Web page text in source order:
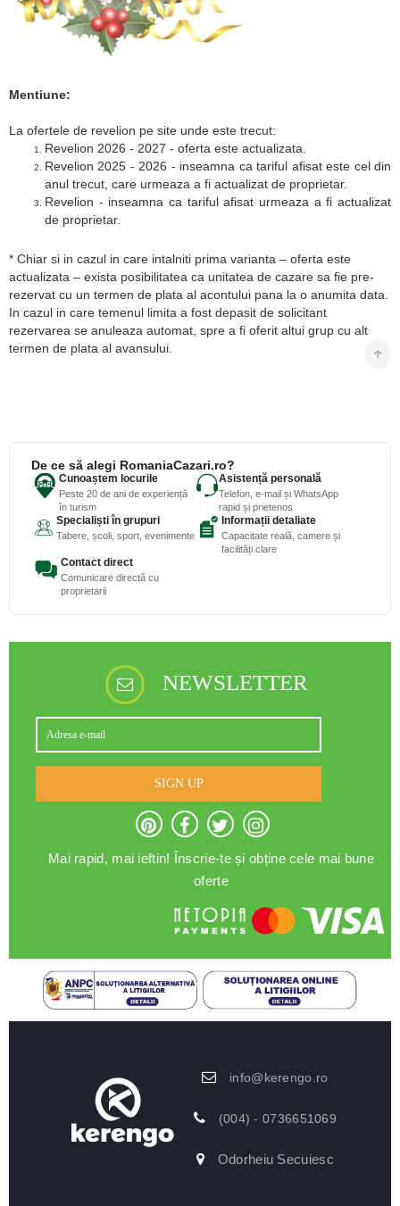
Mentiune:
La ofertele de revelion pe site unde este trecut:
Revelion 2026 - 2027 - oferta este actualizata.
Revelion 2025 - 2026 - inseamna ca tariful afisat este cel din
anul trecut, care urmeaza a fi actualizat de proprietar.
Revelion - inseamna ca tariful afisat urmeaza a fi actualizat
de proprietar.
* Chiar si in cazul in care intalniti prima varianta – oferta este
actualizata – exista posibilitatea ca unitatea de cazare sa fie pre-
rezervat cu un termen de plata al acontului pana la o anumita data.
In cazul in care temenul limita a fost depasit de solicitant
rezervarea se anuleaza automat, spre a fi oferit altui grup cu alt
termen de plata al avansului.
De ce să alegi RomaniaCazari.ro?
Cunoaștem locurile
Peste 20 de ani de experiență
în turism
Asistență personală
Telefon, e-mail și WhatsApp
rapid și prietenos
Specialiști în grupuri
Tabere, școli, sport, evenimente
Informații detaliate
Capacitate reală, camere și
facilități clare
Contact direct
Comunicare directă cu
proprietarii
NEWSLETTER
SIGN UP
Mai rapid, mai ieftin! Înscrie-te și obține cele mai bune
oferte
info@kerengo.ro
(004) - 0736651069
Odorheiu Secuiesc